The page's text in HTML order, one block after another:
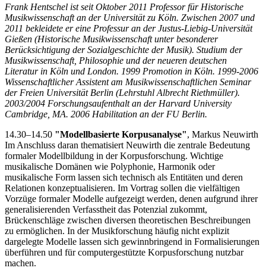
Frank Hentschel ist seit Oktober 2011 Professor für Historische
Musikwissenschaft an der Universität zu Köln. Zwischen 2007 und
2011 bekleidete er eine Professur an der Justus-Liebig-Universität
Gießen (Historische Musikwissenschaft unter besonderer
Berücksichtigung der Sozialgeschichte der Musik). Studium der
Musikwissenschaft, Philosophie und der neueren deutschen
Literatur in Köln und London. 1999 Promotion in Köln. 1999-2006
Wissenschaftlicher Assistent am Musikwissenschaftlichen Seminar
der Freien Universität Berlin (Lehrstuhl Albrecht Riethmüller).
2003/2004 Forschungsaufenthalt an der Harvard University
Cambridge, MA. 2006 Habilitation an der FU Berlin.
14.30–14.50 "Modellbasierte Korpusanalyse", Markus Neuwirth
Im Anschluss daran thematisiert Neuwirth die zentrale Bedeutung
formaler Modellbildung in der Korpusforschung. Wichtige
musikalische Domänen wie Polyphonie, Harmonik oder
musikalische Form lassen sich technisch als Entitäten und deren
Relationen konzeptualisieren. Im Vortrag sollen die vielfältigen
Vorzüge formaler Modelle aufgezeigt werden, denen aufgrund ihrer
generalisierenden Verfasstheit das Potenzial zukommt,
Brückenschläge zwischen diversen theoretischen Beschreibungen
zu ermöglichen. In der Musikforschung häufig nicht explizit
dargelegte Modelle lassen sich gewinnbringend in Formalisierungen
überführen und für computergestützte Korpusforschung nutzbar
machen.